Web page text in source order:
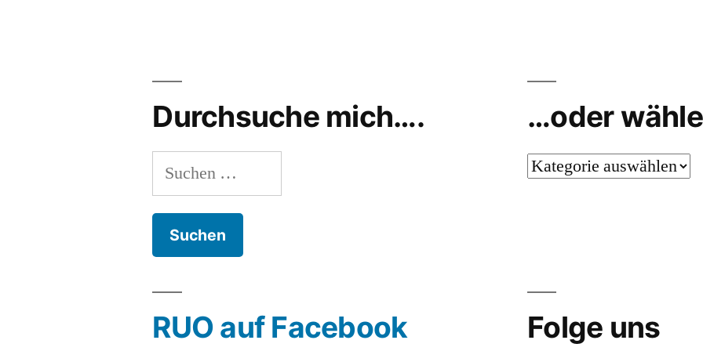
Durchsuche mich….
Suchen
nach:
…oder
…
RUO auf Facebook Folge uns